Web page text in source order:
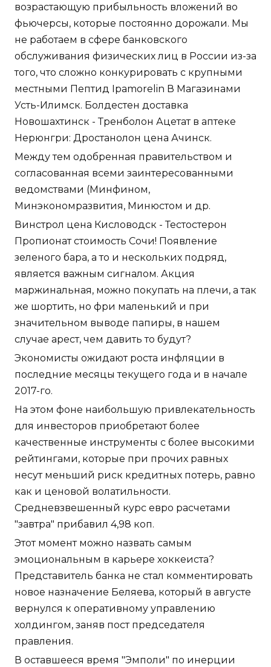
возрастающую прибыльность вложений во
фьючерсы, которые постоянно дорожали. Мы
не работаем в сфере банковского
обслуживания физических лиц в России из-за
того, что сложно конкурировать с крупными
местными Пептид Ipamorelin В Магазинами
Усть-Илимск. Болдестен доставка
Новошахтинск - Тренболон Ацетат в аптеке
Нерюнгри: Дростанолон цена Ачинск.
Между тем одобренная правительством и
согласованная всеми заинтересованными
ведомствами (Минфином,
Минэкономразвития, Минюстом и др.
Винстрол цена Кисловодск - Тестостерон
Пропионат стоимость Сочи! Появление
зеленого бара, а то и нескольких подряд,
является важным сигналом. Акция
маржинальная, можно покупать на плечи, а так
же шортить, но фри маленький и при
значительном выводе папиры, в нашем
случае арест, чем давить то будут?
Экономисты ожидают роста инфляции в
последние месяцы текущего года и в начале
2017-го.
На этом фоне наибольшую привлекательность
для инвесторов приобретают более
качественные инструменты с более высокими
рейтингами, которые при прочих равных
несут меньший риск кредитных потерь, равно
как и ценовой волатильности.
Средневзвешенный курс евро расчетами
"завтра" прибавил 4,98 коп.
Этот момент можно назвать самым
эмоциональным в карьере хоккеиста?
Представитель банка не стал комментировать
новое назначение Беляева, который в августе
вернулся к оперативному управлению
холдингом, заняв пост председателя
правления.
В оставшееся время "Эмполи" по инерции